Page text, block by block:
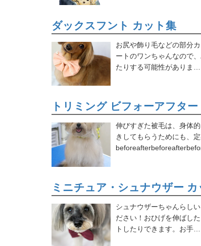
ダックスフント カット集
お尻や飾り毛などの部分
ートのワンちゃんなので
たりする可能性がありま…
トリミング ビフォーアフタ
伸びすぎた被毛は、身体
きしてもらうためにも、
ミニチュア・シュナウザー カ
シュナウザーちゃんらし
ださい！おひげを伸ばし
トしたりできます。お手…